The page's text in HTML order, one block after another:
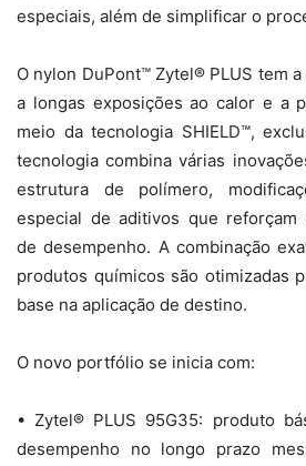
especiais, além de simplificar o
O nylon DuPont™ Zytel® PLUS tem
a longas exposições ao calor e a
meio da tecnologia SHIELD™,
tecnologia combina várias
estrutura de polímero,
especial de aditivos que reforçam
de desempenho. A combinação
produtos químicos são otimizadas
base na aplicação de destino.
O novo portfólio se inicia com:
• Zytel® PLUS 95G35: produto
desempenho no longo prazo